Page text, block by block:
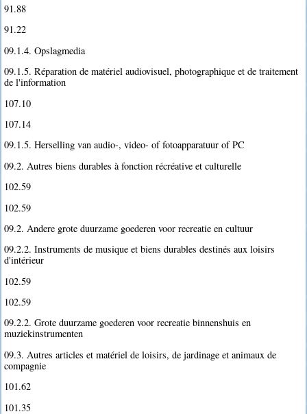
91.88
91.22
09.1.4. Opslagmedia
09.1.5. Réparation de matériel audiovisuel, photographique et de traitement
de l'information
107.10
107.14
09.1.5. Herselling van audio-, video- of fotoapparatuur of PC
09.2. Autres biens durables à fonction récréative et culturelle
102.59
102.59
09.2. Andere grote duurzame goederen voor recreatie en cultuur
09.2.2. Instruments de musique et biens durables destinés aux loisirs
d'intérieur
102.59
102.59
09.2.2. Grote duurzame goederen voor recreatie binnenshuis en
muziekinstrumenten
09.3. Autres articles et matériel de loisirs, de jardinage et animaux de
compagnie
101.62
101.35